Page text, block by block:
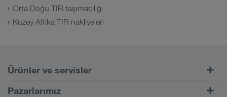
Orta Doğu TIR taşımacılığı
Kuzey Afrika TIR nakliyeleri
Ürünler ve servisler
Kara taşımacılığı
Pazarlarımız